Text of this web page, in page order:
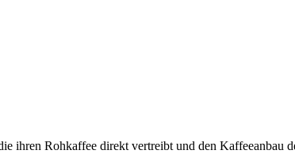
ihren Rohkaffee direkt vertreibt und den Kaffeeanbau